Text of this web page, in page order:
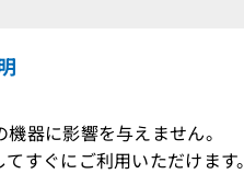
器に影響を与えません。
すぐにご利用いただけます。